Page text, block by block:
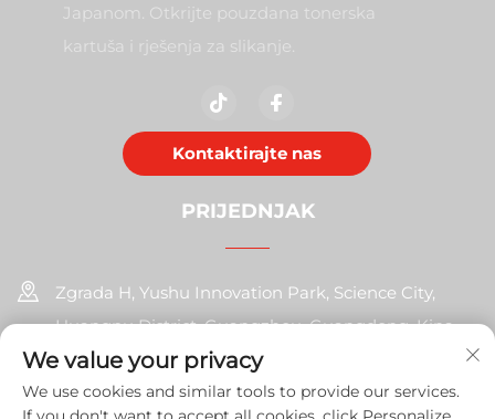
Japanom. Otkrijte pouzdana tonerska
kartuša i rješenja za slikanje.
Kontaktirajte nas
PRIJEDNJAK
Zgrada H, Yushu Innovation Park, Science City,
Huangpu District, Guangzhou, Guangdong, Kina
+86-17585526413
We value your privacy
We use cookies and similar tools to provide our services.